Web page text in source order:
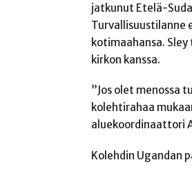
jatkunut Etelä-
Turvallisuustilanne
kotimaahansa.
kirkon kanssa.
”Jos olet menossa
kolehtirahaa
aluekoordinaattori
Kolehdin Ugandan